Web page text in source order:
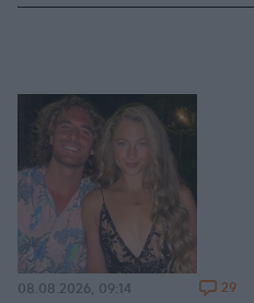
08.08.2026, 09:14 29